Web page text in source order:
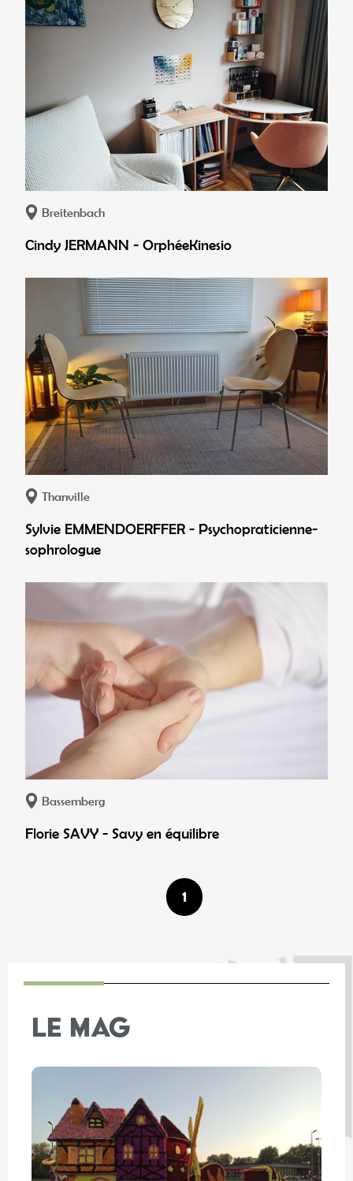
Breitenbach
Cindy JERMANN - OrphéeKinesio
Thanville
Sylvie EMMENDOERFFER - Psychopraticienne-
sophrologue
Bassemberg
Florie SAVY - Savy en équilibre
1
LE MAG